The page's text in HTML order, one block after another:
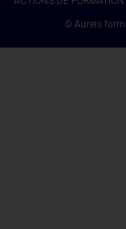
© Aureis